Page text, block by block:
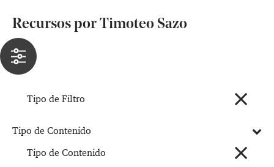
Recursos por Timoteo Sazo
Tipo de Filtro
Tipo de Contenido
Tipo de Contenido